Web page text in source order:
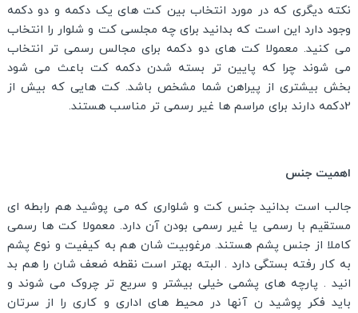
نکته دیگری که در مورد انتخاب بین کت های یک دکمه و دو دکمه
وجود دارد این است که بدانید برای چه مجلسی کت و شلوار را انتخاب
می کنید. معمولا کت های دو دکمه برای مجالس رسمی تر انتخاب
می شوند چرا که پایین تر بسته شدن دکمه کت باعث می شود
بخش بیشتری از پیراهن شما مشخص باشد. کت هایی که بیش از
2دکمه دارند برای مراسم ها غیر رسمی تر مناسب هستند.
اهمیت جنس
جالب است بدانید جنس کت و شلواری که می پوشید هم رابطه ای
مستقیم با رسمی یا غیر رسمی بودن آن دارد. معمولا کت ها رسمی
کاملا از جنس پشم هستند. مرغوبیت شان هم به کیفیت و نوع پشم
به کار رفته بستگی دارد . البته بهتر است نقطه ضعف شان را هم بد
انید . پارچه های پشمی خیلی بیشتر و سریع تر چروک می شوند و
باید فکر پوشید ن آنها در محیط های اداری و کاری را از سرتان